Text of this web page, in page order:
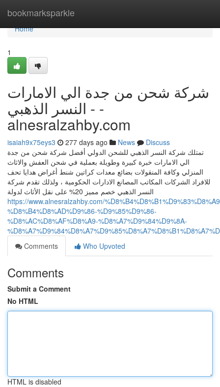
bookmarksparkle
Home
Home
1
شركة شحن من جدة الي الامارات
- النسر الذهبي -
alnesralzahby.com
isaiah9x75eys3 277 days ago News
Discuss
تمتلك شركة النسر الذهبي للشحن الدولي أفضل شركة شحن من جدة
الي الامارات خبرة كبيرة وطويلة بعملية في شحن العفش والاثاث
المنزلي وكافة المنقولات بضائع معدات كراتين شنط أغراض هدايا تحف
للافراد الشركات المكاتب المصانع الادارات الحكومية ، ولذلك تقدم شركة
النسر الذهبي خصم مميز 20% على نقل الأثاث لدولة
https://www.alnesralzahby.com/
%D8%B4%D8%AD%D9%86-%D9%85%D9%86-
%D8%AC%D8%AF%D8%A9-%D8%A7%D9%84%D9%8A-
Comments
Who Upvoted
Comments
Submit a Comment
No HTML
HTML is disabled